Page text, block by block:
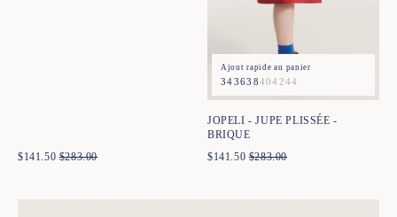
$141.50 $283.00
Ajout rapide au panier
343638404244
JOPELI - JUPE PLISSÉE -
BRIQUE
$141.50 $283.00